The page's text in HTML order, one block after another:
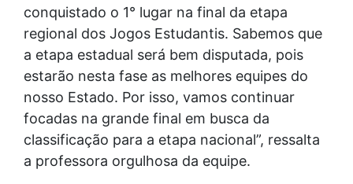
conquistado o 1° lugar na final da etapa
regional dos Jogos Estudantis. Sabemos que
a etapa estadual será bem disputada, pois
estarão nesta fase as melhores equipes do
nosso Estado. Por isso, vamos continuar
focadas na grande final em busca da
classificação para a etapa nacional”, ressalta
a professora orgulhosa da equipe.